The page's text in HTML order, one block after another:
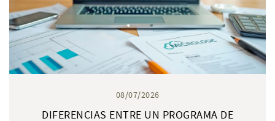
08/07/2026
DIFERENCIAS ENTRE UN PROGRAMA DE